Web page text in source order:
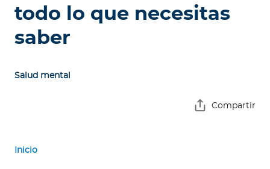
A
todo lo que necesitas
saber
Salud mental
Compartir
Inicio